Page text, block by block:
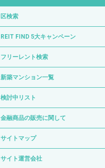
区検索
REIT FIND 5大キャンペーン
フリーレント検索
新築マンション一覧
検討中リスト
金融商品の販売に関して
サイトマップ
サイト運営会社